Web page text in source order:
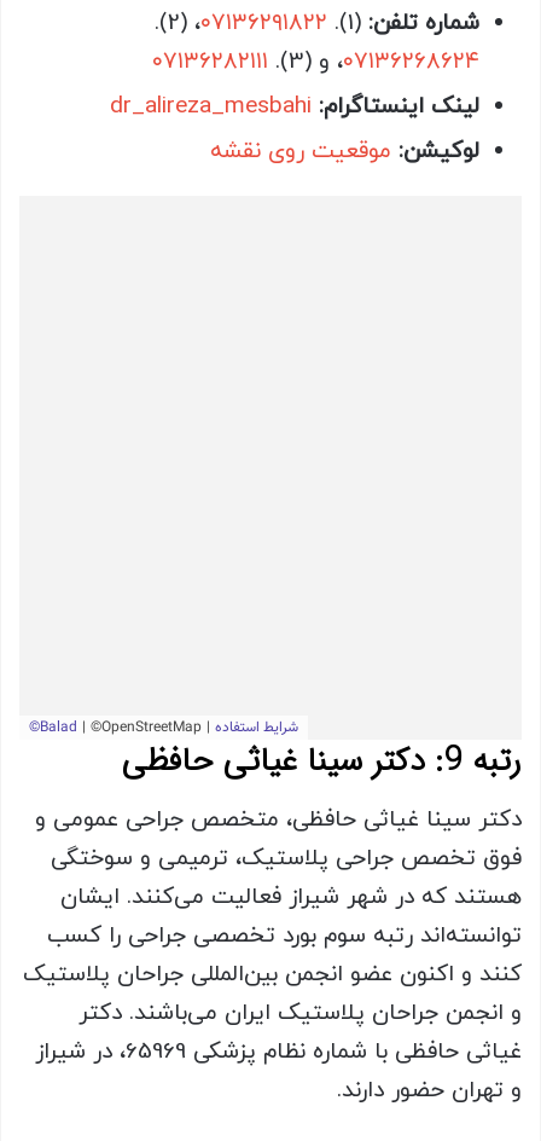
شماره تلفن: (1).
، (2).
٠٧١٣٦٢٦٨٦٢٤، و (3).
لینک اینستاگرام: dr_alireza_mesbahi
لوکیشن: موقعیت روی نقشه
رتبه 9: دکتر سینا غیاثی حافظی
دکتر سینا غیاثی حافظی، متخصص جراحی عمومی و
فوق تخصص جراحی پلاستیک، ترمیمی و سوختگی
هستند که در شهر شیراز فعالیت می‌کنند. ایشان
توانسته‌اند رتبه سوم بورد تخصصی جراحی را کسب
کنند و اکنون عضو انجمن بین‌المللی جراحان پلاستیک
و انجمن جراحان پلاستیک ایران می‌باشند. دکتر
غیاثی حافظی با شماره نظام پزشکی 65969، در شیراز
و تهران حضور دارند.